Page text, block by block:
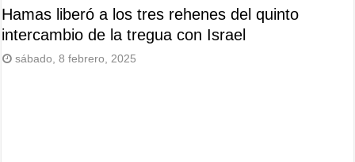
Hamas liberó a los tres rehenes del quinto
intercambio de la tregua con Israel
sábado, 8 febrero, 2025